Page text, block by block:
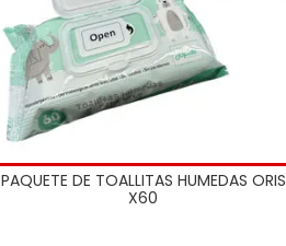
PAQUETE DE TOALLITAS HUMEDAS ORIS
X60